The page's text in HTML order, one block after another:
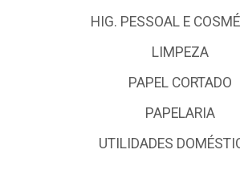
HIG. PESSOAL E
LIMPEZA
PAPEL CORTADO
PAPELARIA
UTILIDADES